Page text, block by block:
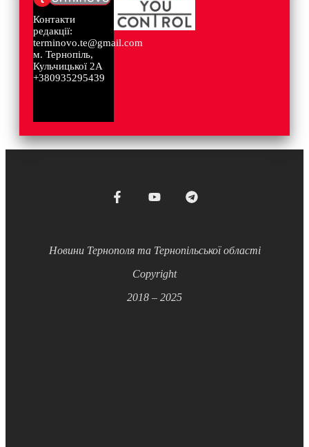
Контакти
редакції:
terminovo.te@gmail.com
м. Тернопіль,
Кульчицької 2А
+380935295439
Новини Тернополя та Тернопільської області
Copyright
2018 – 2025